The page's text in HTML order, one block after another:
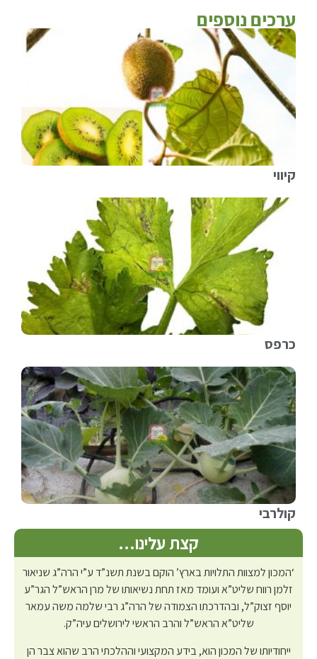
ערכים נוספים
קיווי
כרפס
קולרבי
קצת עלינו…
‘המכון למצוות התלויות בארץ’ הוקם בשנת תשנ”ד ע”י הרה”ג שניאור
זלמן רווח שליט”א ועומד מאז תחת נשיאותו של מרן הראש”ל הגר”ע
יוסף זצוק”ל, ובהדרכתו הצמודה של הרה”ג רבי שלמה משה עמאר
שליט”א הראש”ל והרב הראשי לירושלים עיה”ק.
ייחודיותו של המכון הוא, בידע המקצועי וההלכתי הרב שהוא צבר הן